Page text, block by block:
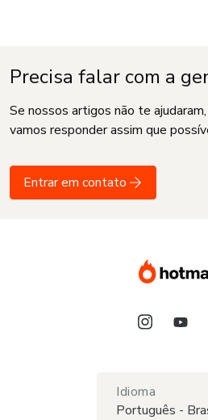
Precisa falar com a
Se nossos artigos não te
vamos responder assim que
Entrar em contato
Idioma
Português -